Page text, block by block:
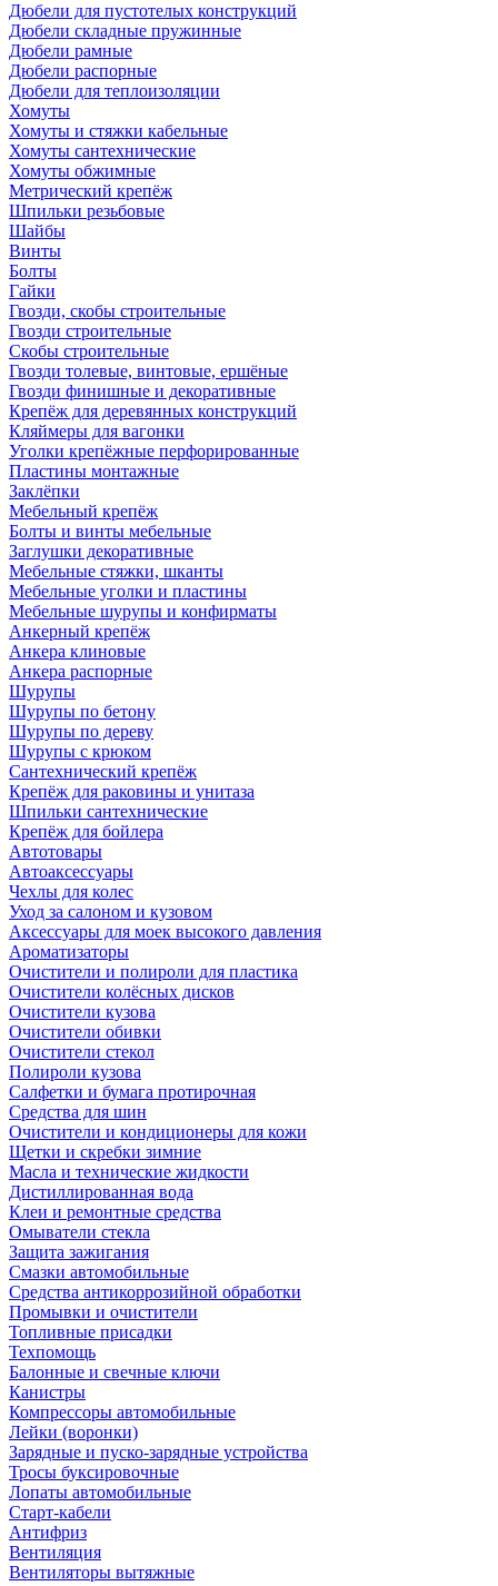
Дюбели для пустотелых конструкций
Дюбели складные пружинные
Дюбели рамные
Дюбели распорные
Дюбели для теплоизоляции
Хомуты
Хомуты и стяжки кабельные
Хомуты сантехнические
Хомуты обжимные
Метрический крепёж
Шпильки резьбовые
Шайбы
Винты
Болты
Гайки
Гвозди, скобы строительные
Гвозди строительные
Скобы строительные
Гвозди толевые, винтовые, ершёные
Гвозди финишные и декоративные
Крепёж для деревянных конструкций
Кляймеры для вагонки
Уголки крепёжные перфорированные
Пластины монтажные
Заклёпки
Мебельный крепёж
Болты и винты мебельные
Заглушки декоративные
Мебельные стяжки, шканты
Мебельные уголки и пластины
Мебельные шурупы и конфирматы
Анкерный крепёж
Анкера клиновые
Анкера распорные
Шурупы
Шурупы по бетону
Шурупы по дереву
Шурупы с крюком
Сантехнический крепёж
Крепёж для раковины и унитаза
Шпильки сантехнические
Крепёж для бойлера
Автотовары
Автоаксессуары
Чехлы для колес
Уход за салоном и кузовом
Аксессуары для моек высокого давления
Ароматизаторы
Очистители и полироли для пластика
Очистители колёсных дисков
Очистители кузова
Очистители обивки
Очистители стекол
Полироли кузова
Салфетки и бумага протирочная
Средства для шин
Очистители и кондиционеры для кожи
Щетки и скребки зимние
Масла и технические жидкости
Дистиллированная вода
Клеи и ремонтные средства
Омыватели стекла
Защита зажигания
Смазки автомобильные
Средства антикоррозийной обработки
Промывки и очистители
Топливные присадки
Техпомощь
Балонные и свечные ключи
Канистры
Компрессоры автомобильные
Лейки (воронки)
Зарядные и пуско-зарядные устройства
Тросы буксировочные
Лопаты автомобильные
Старт-кабели
Антифриз
Вентиляция
Вентиляторы вытяжные